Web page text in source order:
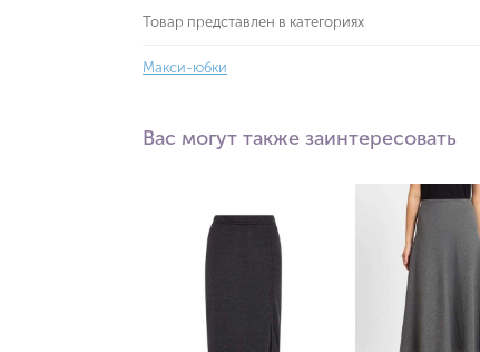
Товар представлен в категориях
Макси-юбки
Вас могут также заинтересовать